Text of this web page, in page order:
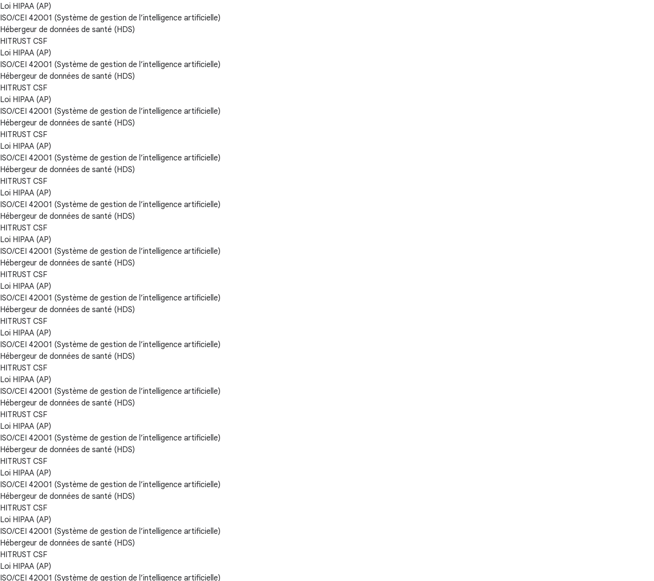
Loi HIPAA (AP)
ISO/CEI 42001 (Système de gestion de l’intelligence artificielle)
Hébergeur de données de santé (HDS)
HITRUST CSF
Loi HIPAA (AP)
ISO/CEI 42001 (Système de gestion de l’intelligence artificielle)
Hébergeur de données de santé (HDS)
HITRUST CSF
Loi HIPAA (AP)
ISO/CEI 42001 (Système de gestion de l’intelligence artificielle)
Hébergeur de données de santé (HDS)
HITRUST CSF
Loi HIPAA (AP)
ISO/CEI 42001 (Système de gestion de l’intelligence artificielle)
Hébergeur de données de santé (HDS)
HITRUST CSF
Loi HIPAA (AP)
ISO/CEI 42001 (Système de gestion de l’intelligence artificielle)
Hébergeur de données de santé (HDS)
HITRUST CSF
Loi HIPAA (AP)
ISO/CEI 42001 (Système de gestion de l’intelligence artificielle)
Hébergeur de données de santé (HDS)
HITRUST CSF
Loi HIPAA (AP)
ISO/CEI 42001 (Système de gestion de l’intelligence artificielle)
Hébergeur de données de santé (HDS)
HITRUST CSF
Loi HIPAA (AP)
ISO/CEI 42001 (Système de gestion de l’intelligence artificielle)
Hébergeur de données de santé (HDS)
HITRUST CSF
Loi HIPAA (AP)
ISO/CEI 42001 (Système de gestion de l’intelligence artificielle)
Hébergeur de données de santé (HDS)
HITRUST CSF
Loi HIPAA (AP)
ISO/CEI 42001 (Système de gestion de l’intelligence artificielle)
Hébergeur de données de santé (HDS)
HITRUST CSF
Loi HIPAA (AP)
ISO/CEI 42001 (Système de gestion de l’intelligence artificielle)
Hébergeur de données de santé (HDS)
HITRUST CSF
Loi HIPAA (AP)
ISO/CEI 42001 (Système de gestion de l’intelligence artificielle)
Hébergeur de données de santé (HDS)
HITRUST CSF
Loi HIPAA (AP)
ISO/CEI 42001 (Système de gestion de l’intelligence artificielle)